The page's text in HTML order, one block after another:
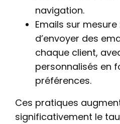
navigation.
Emails sur mesure
d’envoyer des
chaque client,
personnalisés en
préférences.
Ces pratiques
significativement le